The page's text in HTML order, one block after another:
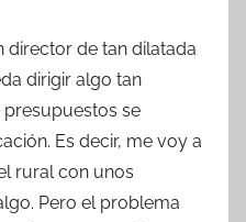
director de tan dilatada
dirigir algo tan
se
Es decir, me voy a
rural con unos
Pero el problema